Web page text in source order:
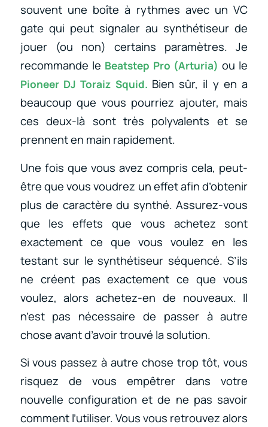
souvent une boîte à rythmes avec un VC
gate qui peut signaler au synthétiseur de
jouer (ou non) certains paramètres. Je
recommande le Beatstep Pro (Arturia) ou le
Pioneer DJ Toraiz Squid. Bien sûr, il y en a
beaucoup que vous pourriez ajouter, mais
ces deux-là sont très polyvalents et se
prennent en main rapidement.
Une fois que vous avez compris cela, peut-
être que vous voudrez un effet afin d’obtenir
plus de caractère du synthé. Assurez-vous
que les effets que vous achetez sont
exactement ce que vous voulez en les
testant sur le synthétiseur séquencé. S’ils
ne créent pas exactement ce que vous
voulez, alors achetez-en de nouveaux. Il
n’est pas nécessaire de passer à autre
chose avant d’avoir trouvé la solution.
Si vous passez à autre chose trop tôt, vous
risquez de vous empêtrer dans votre
nouvelle configuration et de ne pas savoir
comment l’utiliser. Vous vous retrouvez alors